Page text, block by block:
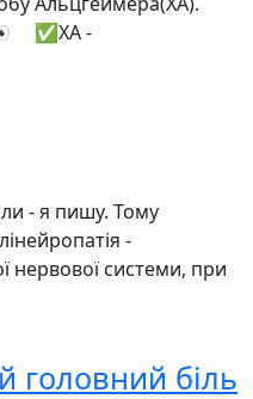
⠀ ✅ХА -
- я пишу. Тому
-
нервової системи, при
головний біль